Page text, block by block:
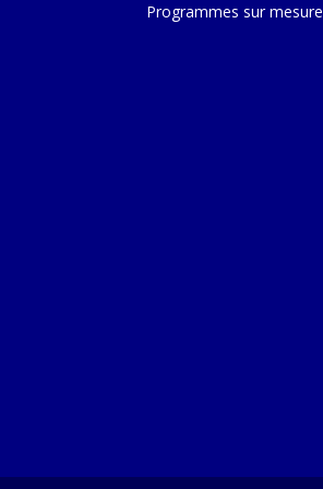
Programmes sur mesure